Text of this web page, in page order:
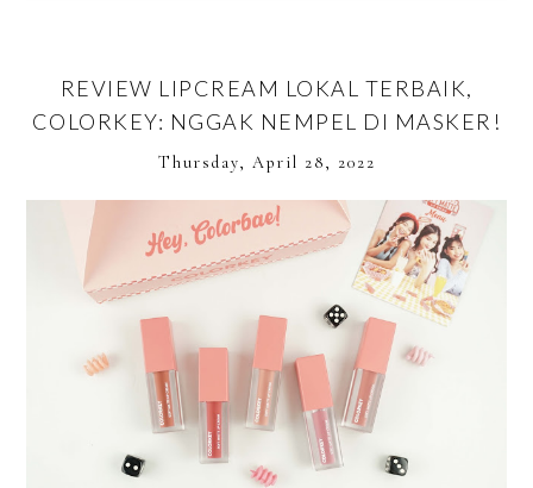
REVIEW LIPCREAM LOKAL TERBAIK,
COLORKEY: NGGAK NEMPEL DI MASKER!
Thursday, April 28, 2022